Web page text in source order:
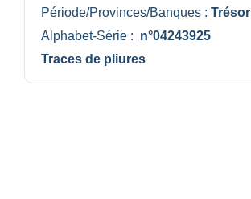
Période/Provinces/Banques : Trésor
Alphabet-Série : n°04243925
Traces de pliures